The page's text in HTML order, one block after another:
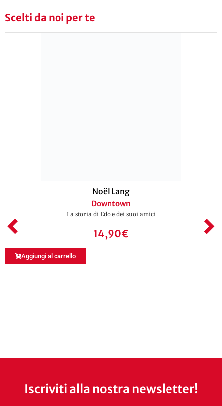
Scelti da noi per te
Noël Lang
Downtown
La storia di Edo e dei suoi amici
14,90€
Aggiungi al carrello
Iscriviti alla nostra newsletter!